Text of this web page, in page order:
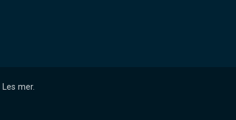
Les mer.